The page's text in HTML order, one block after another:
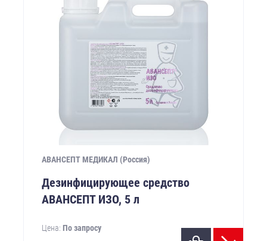
АВАНСЕПТ МЕДИКАЛ (Россия)
Дезинфицирующее средство
АВАНСЕПТ ИЗО, 5 л
Цена: По запросу